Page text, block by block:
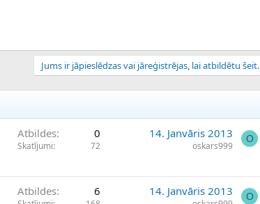
Jums ir jāpieslēdzas vai jāreģistrējas, lai atbildētu šeit.
Atbildes 0
Skatījumi 72
14. Janvāris 2013
oskars999
O
Atbildes 6 14. Janvāris 2013 O